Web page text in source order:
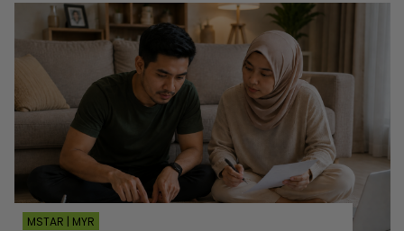
MSTAR | MYR